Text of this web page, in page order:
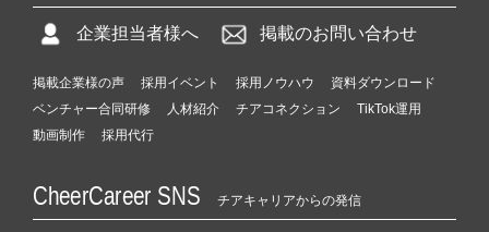
企業担当者様へ 掲載のお問い合わせ
掲載企業様の声 採用イベント 採用ノウハウ
資料ダウンロード
ベンチャー合同研修
人材紹介 チアコネクション
TikTok運用
動画制作
採用代行
CheerCareer SNS チアキャリアからの発信